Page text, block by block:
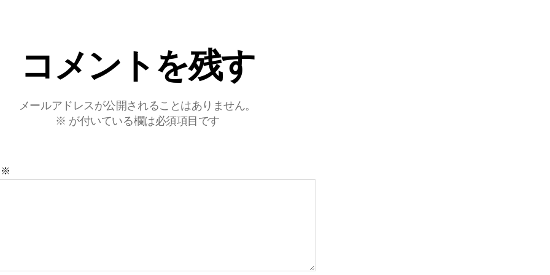
コメントを残す
メールアドレスが公開されることはありません。
※ が付いている欄は必須項目です
※